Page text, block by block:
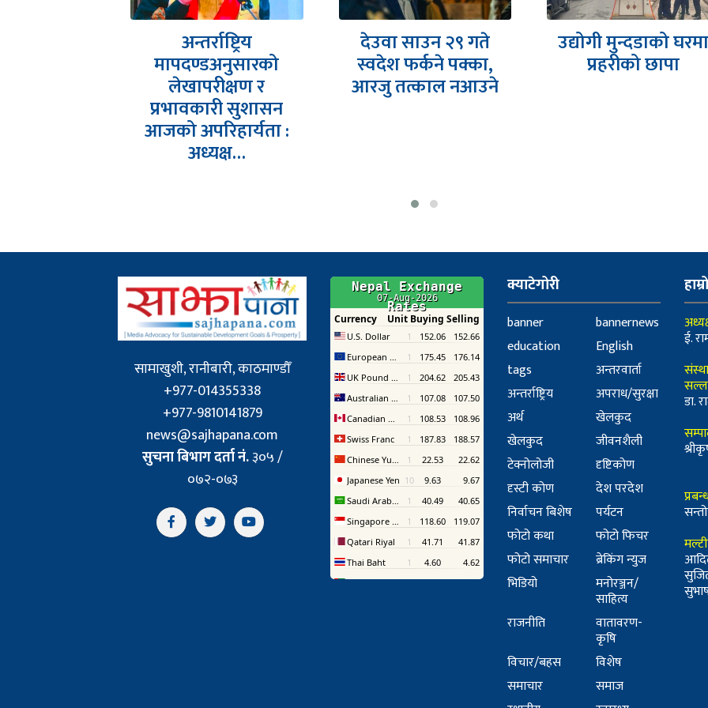
अन्तर्राष्ट्रिय
मापदण्डअनुसारको
लेखापरीक्षण र
प्रभावकारी सुशासन
आजको अपरिहार्यता :
अध्यक्ष…
देउवा साउन २९ गते
स्वदेश फर्कने पक्का,
आरजु तत्काल नआउने
उद्योगी मुन्दडाको घरमा
प्रहरीको छापा
सामाखुशी, रानीबारी, काठमाण्डौँ
+977-014355338
+977-9810141879
news@sajhapana.com
सुचना बिभाग दर्ता नं.३०५ /
०७२-०७३
क्याटेगोरी
banner
bannernews
education
English
tags
अन्तरवार्ता
अन्तर्राष्ट्रिय
अपराध/सुरक्षा
अर्थ
खेलकुद
खेलकुद
जीवनशैली
टेक्नोलोजी
दृष्टिकोण
दृस्टी कोण
देश परदेश
निर्वाचन बिशेष
पर्यटन
फोटो कथा
फोटो फिचर
फोटो समाचार
ब्रेकिंग न्युज
भिडियो
मनोरञ्जन/
साहित्य
राजनीति
वातावरण-
कृषि
विचार/बहस
विशेष
समाचार
समाज
ई.
डा.